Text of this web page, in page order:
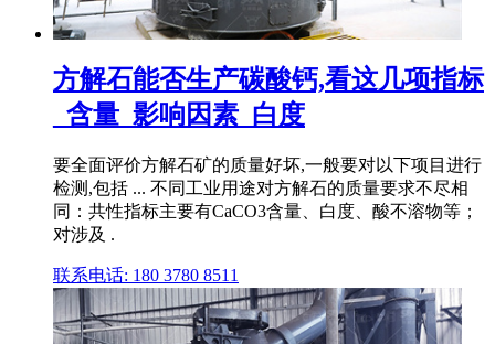
方解石能否生产碳酸钙,看这几项指标
_含量_影响因素_白度
要全面评价方解石矿的质量好坏,一般要对以下项目进行
检测,包括 ... 不同工业用途对方解石的质量要求不尽相
同：共性指标主要有CaCO3含量、白度、酸不溶物等；
对涉及 .
联系电话: 180 3780 8511